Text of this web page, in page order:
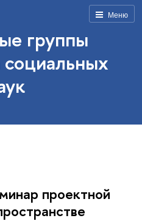
Меню
группы
социальных
проектной